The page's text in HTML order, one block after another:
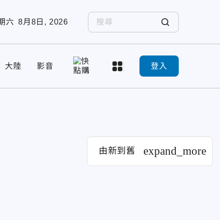
六 8月8日, 2026
大陸 影音 登入
由新到舊 expand_more